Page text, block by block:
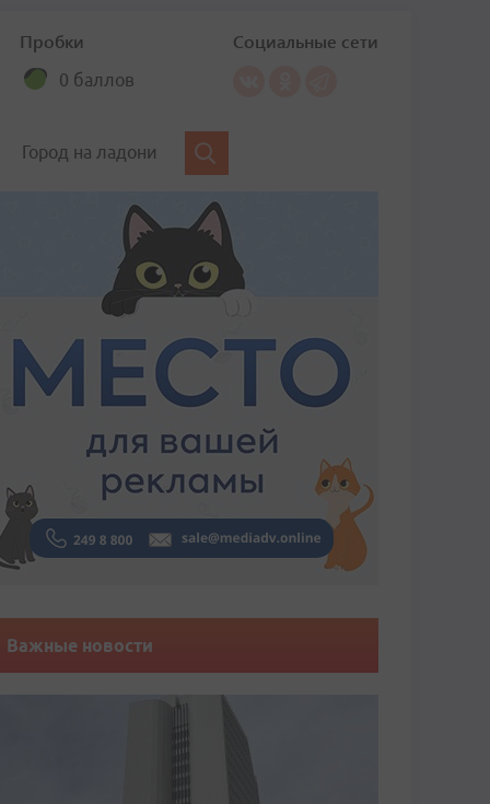
Пробки
0 баллов
Социальные сети
Город на ладони
Важные новости